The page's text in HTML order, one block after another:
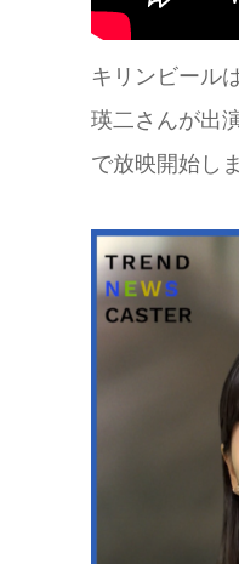
キリンビール
瑛二さんが出
で放映開始し